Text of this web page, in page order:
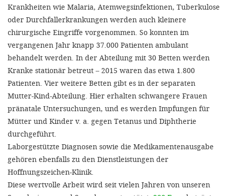
Krankheiten wie Malaria, Atemwegsinfektionen, Tuberkulose
oder Durchfallerkrankungen werden auch kleinere
chirurgische Eingriffe vorgenommen. So konnten im
vergangenen Jahr knapp 37.000 Patienten ambulant
behandelt werden. In der Abteilung mit 30 Betten werden
Kranke stationär betreut – 2015 waren das etwa 1.800
Patienten. Vier weitere Betten gibt es in der separaten
Mutter-Kind-Abteilung. Hier erhalten schwangere Frauen
pränatale Untersuchungen, und es werden Impfungen für
Mütter und Kinder v. a. gegen Tetanus und Diphtherie
durchgeführt.
Laborgestützte Diagnosen sowie die Medikamentenausgabe
gehören ebenfalls zu den Dienstleistungen der
Hoffnungszeichen-Klinik.
Diese wertvolle Arbeit wird seit vielen Jahren von unseren